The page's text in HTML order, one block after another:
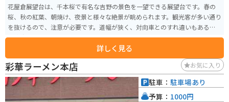
花屋倉展望台は、千本桜で有名な吉野の景色を一望できる展望台です。春の
桜、秋の紅葉、朝焼け、夜景と様々な絶景が眺められます。観光客が多い通り
を抜けるので、注意が必要です。道幅が狭く、対向車とのすれ違いもあるの
で速度を落として走行するようにしてください。
詳しく見る
彩華ラーメン本店 お気に入り
駐車： 駐車場あり
予算： 1000円